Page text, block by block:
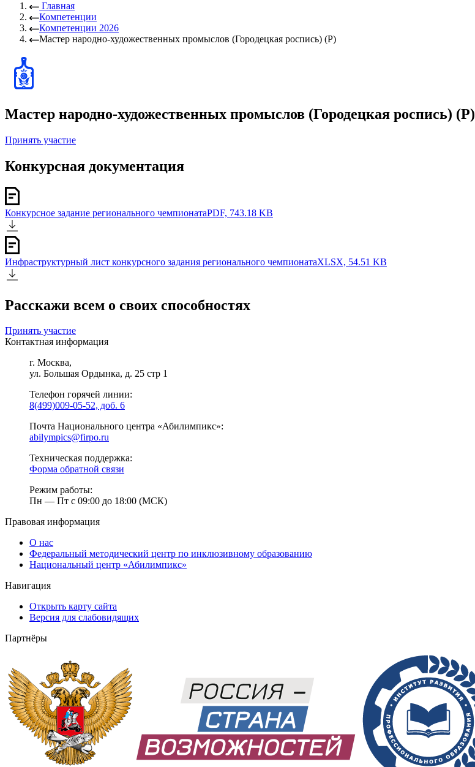
Главная
Компетенции
Компетенции 2026
Мастер народно-художественных промыслов (Городецкая роспись) (Р)
Мастер народно-художественных промыслов (Городецкая роспись) (Р)
Принять участие
Конкурсная документация
Конкурсное задание регионального чемпионатаPDF, 743.18 KB
Инфраструктурный лист конкурсного задания регионального чемпионатаXLSX, 54.51 KB
Расскажи всем о своих способностях
Принять участие
Контактная информация
г. Москва,
ул. Большая Ордынка, д. 25 стр 1
Телефон горячей линии:
8(499)009-05-52, доб. 6
Почта Национального центра «Абилимпикс»:
abilympics@firpo.ru
Техническая поддержка:
Форма обратной связи
Режим работы:
Пн — Пт с 09:00 до 18:00 (МСК)
Правовая информация
О нас
Федеральный методический центр по инклюзивному образованию
Национальный центр «Абилимпикс»
Навигация
Открыть карту сайта
Версия для слабовидящих
Партнёры